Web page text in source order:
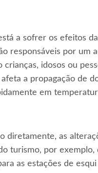
a sofrer os efeitos
responsáveis por um
idosos ou
a propagação de
em
diretamente, as
turismo, por
as estações de